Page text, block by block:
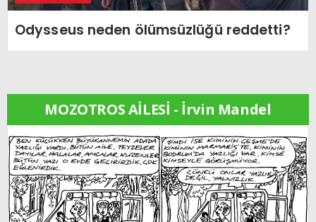
Odysseus neden ölümsüzlüğü reddetti?
MOZOTROS AİLESİ - İrvin Mandel